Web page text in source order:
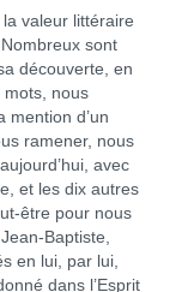
valeur littéraire
sont
découverte, en
mots, nous
mention d’un
ramener, nous
avec
et les dix autres
être pour nous
Baptiste,
en lui, par lui,
dans l’Esprit